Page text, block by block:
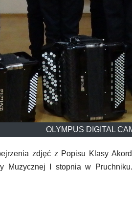
OLYMPUS DIGITAL
zdjęć z Popisu Klasy
Muzycznej I stopnia w